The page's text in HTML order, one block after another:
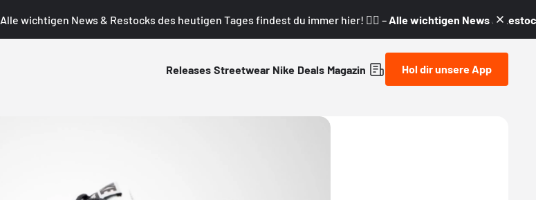
Alle wichtigen News & Restocks des heutigen Tages findest du immer hier! 👇🏼 – Alle wichtigen News &
Releases Streetwear Nike Deals Magazin Hol dir unsere App